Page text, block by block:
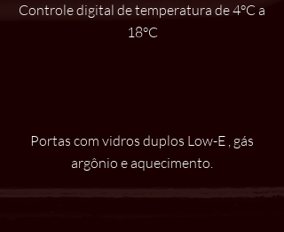
Controle digital de temperatura de 4°C a
18°C
Portas com vidros duplos Low-E , gás
argônio e aquecimento.